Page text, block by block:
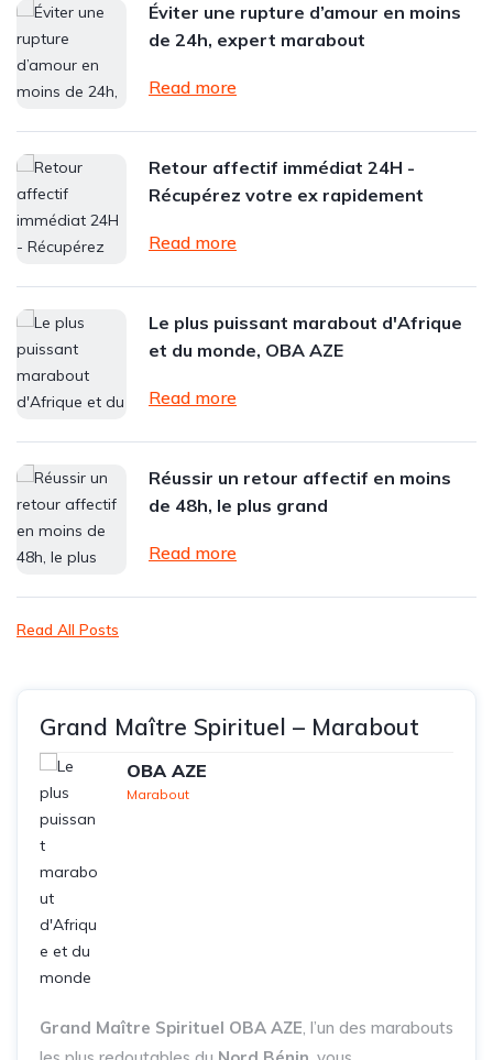
Éviter une rupture d’amour en moins
de 24h, expert marabout
Read more
Retour affectif immédiat 24H -
Récupérez votre ex rapidement
Read more
Le plus puissant marabout d'Afrique
et du monde, OBA AZE
Read more
Réussir un retour affectif en moins
de 48h, le plus grand
Read more
Read All Posts
Grand Maître Spirituel – Marabout
OBA AZE
Marabout
Grand Maître Spirituel OBA AZE, l’un des marabouts